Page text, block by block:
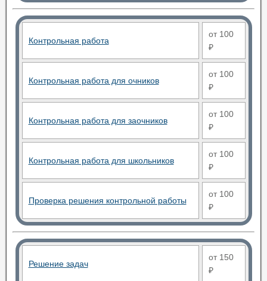
Контрольная работа
от 100
₽
Контрольная работа для очников
от 100
₽
Контрольная работа для заочников
от 100
₽
Контрольная работа для школьников
от 100
₽
Проверка решения контрольной работы
от 100
₽
Решение задач
от 150
₽